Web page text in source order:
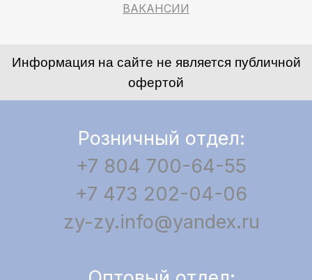
ВАКАНСИИ
Информация на сайте не является публичной
офертой
Розничный отдел:
+7 804 700-64-55
+7 473 202-04-06
zy-zy.info@yandex.ru